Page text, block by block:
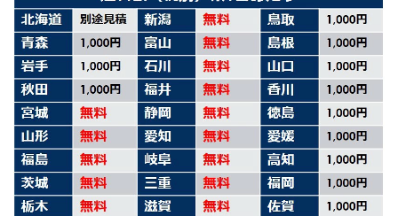
ッ
ト
ラ
イ
ト
グ
レ
ー
カ
ギ
付
き